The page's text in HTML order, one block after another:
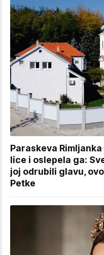
Paraskeva
lice i oslepela ga:
joj odrubili glavu,
Petke